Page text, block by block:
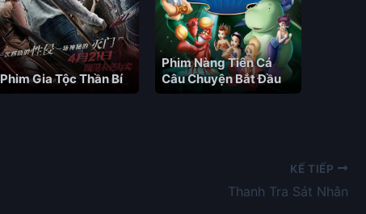
Phim Gia Tộc Thần Bí
Phim Nàng Tiên Cá
Câu Chuyện Bắt Đầu
KẾ TIẾP
Thanh Tra Sát Nhân